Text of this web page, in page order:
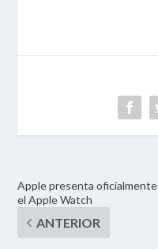
Apple presenta oficialmente
el Apple Watch